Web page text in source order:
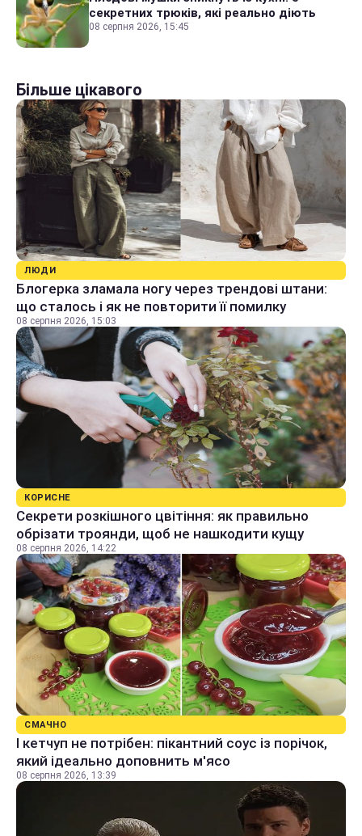
секретних трюків, які реально діють
08 серпня 2026, 15:45
Більше цікавого
ЛЮДИ
Блогерка зламала ногу через трендові штани:
що сталось і як не повторити її помилку
08 серпня 2026, 15:03
КОРИСНЕ
Секрети розкішного цвітіння: як правильно
обрізати троянди, щоб не нашкодити кущу
08 серпня 2026, 14:22
СМАЧНО
І кетчуп не потрібен: пікантний соус із порічок,
який ідеально доповнить м'ясо
08 серпня 2026, 13:39